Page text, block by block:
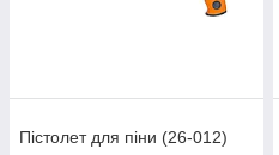
Пістолет для піни (26-012)